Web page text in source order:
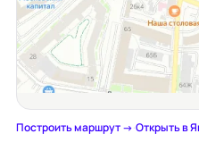
Построить маршрут →·Открыть в